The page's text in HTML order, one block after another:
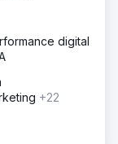
para as
e
conteúdo
dar suporte a
e
digital
+22